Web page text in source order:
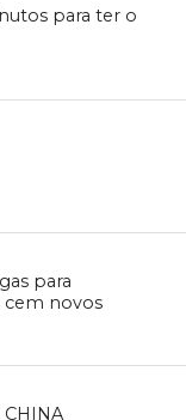
para ter o
para
cem novos